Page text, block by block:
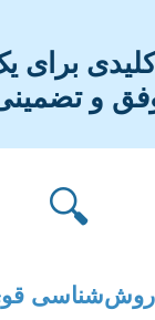
برای
و
🔍
روش‌شناسی